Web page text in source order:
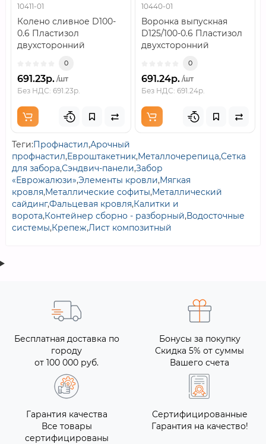
10411-01
Колено сливное D100-
0.6 Пластизол
двухсторонний
0
691.23р. /шт
Без НДС: 691.23р.
10440-01
Воронка выпускная
D125/100-0.6 Пластизол
двухсторонний
0
691.24р. /шт
Без НДС: 691.24р.
Теги:Профнастил,Арочный
профнастил,Евроштакетник,Металлочерепица,Сетка
для забора,Сэндвич-панели,Забор
«Еврожалюзи»,Элементы кровли,Мягкая
кровля,Металлические софиты,Металлический
сайдинг,Фальцевая кровля,Калитки и
ворота,Контейнер сборно - разборный,Водосточные
системы,Крепеж,Лист композитный
Бесплатная доставка по
городу
от 100 000 руб.
Бонусы за покупку
Скидка 5% от суммы
Вашего счета
Гарантия качества
Все товары
сертифицированы
Сертифицированные
Гарантия на качество!